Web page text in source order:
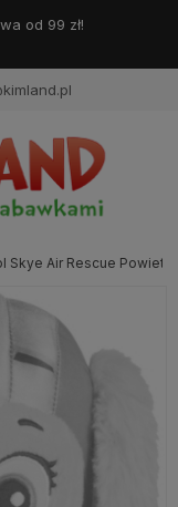
zł!
Skye Air Rescue